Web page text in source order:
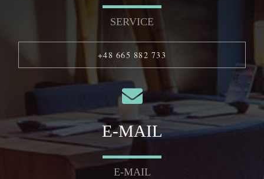
SERVICE
+48 665 882 733
E-MAIL
E-MAIL